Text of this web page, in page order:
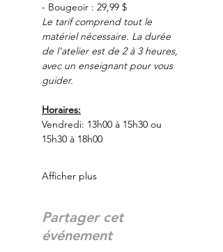
- Bougeoir : 29,99 $
Le tarif comprend tout le
matériel nécessaire. La durée
de l'atelier est de 2 à 3 heures,
avec un enseignant pour vous
guider.
Horaires:
Vendredi: 13h00 à 15h30 ou
15h30 à 18h00
Afficher plus
Partager cet
événement